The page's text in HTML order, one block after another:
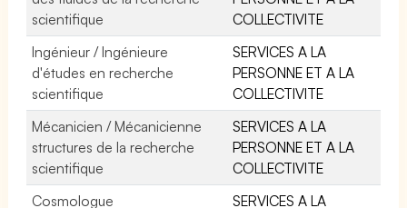
scientifique
COLLECTIVITE
Ingénieur / Ingénieure
d'études en recherche
scientifique
SERVICES A LA
PERSONNE ET A LA
COLLECTIVITE
Mécanicien / Mécanicienne
structures de la recherche
scientifique
SERVICES A LA
PERSONNE ET A LA
COLLECTIVITE
Cosmologue
SERVICES A LA